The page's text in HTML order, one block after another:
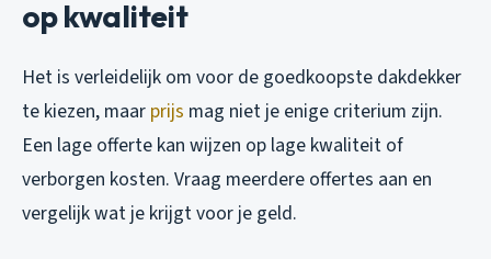
op kwaliteit
Het is verleidelijk om voor de goedkoopste dakdekker
te kiezen, maar prijs mag niet je enige criterium zijn.
Een lage offerte kan wijzen op lage kwaliteit of
verborgen kosten. Vraag meerdere offertes aan en
vergelijk wat je krijgt voor je geld.